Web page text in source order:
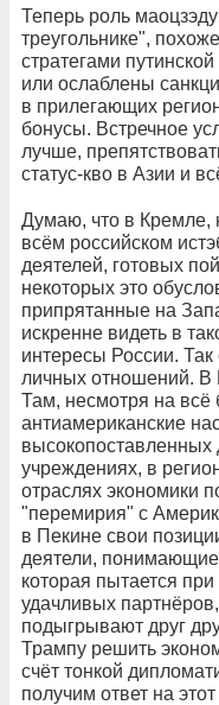
Теперь роль
треугольнике",
стратегами
или ослаблены
в прилегающих
бонусы. Встречное
лучше,
статус-кво в Азии и
Думаю, что в Кремле,
всём российском
деятелей, готовых
некоторых это
припрятанные на
искренне видеть в
интересы России. Так
личных отношений. В
Там, несмотря на всё
антиамериканские
высокопоставленных
учреждениях, в
отраслях экономики
"перемирия" с
в Пекине свои
деятели,
которая пытается
удачливых
подыгрывают друг
Трампу решить
счёт тонкой
получим ответ на